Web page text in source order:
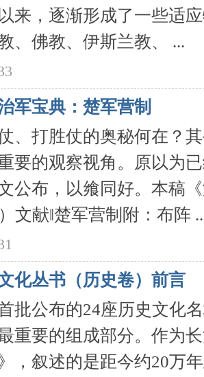
来，逐渐形成了一些适
、佛教、伊斯兰教、 ...
军宝典：楚军营制
、打胜仗的奥秘何在？
要的观察视角。原以为
公布，以飨同好。本稿
文献‖楚军营制附：布阵
化丛书（历史卷）前言
批公布的24座历史文化
重要的组成部分。作为
，叙述的是距今约20万